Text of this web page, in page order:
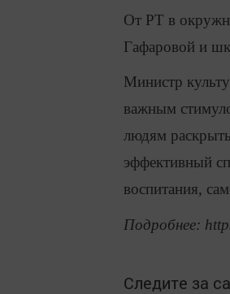
От РТ в
Гафаровой и
Министр
важным
людям
эффективный
воспитания,
Подробнее:
Следите за